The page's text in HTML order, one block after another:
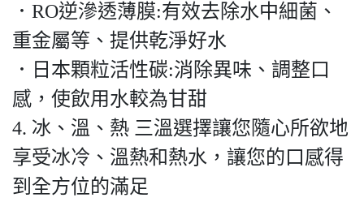
．RO逆滲透薄膜:有效去除水中細菌、
重金屬等、提供乾淨好水
．日本顆粒活性碳:消除異味、調整口
感，使飲用水較為甘甜
4. 冰、溫、熱 三溫選擇讓您隨心所欲地
享受冰冷、溫熱和熱水，讓您的口感得
到全方位的滿足